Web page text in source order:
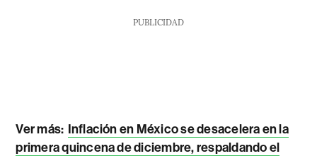
PUBLICIDAD
Ver más: Inflación en México se desacelera en la
primera quincena de diciembre, respaldando el